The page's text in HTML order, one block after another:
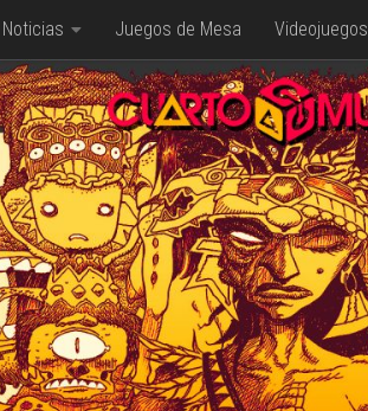
Noticias Juegos de Mesa Videojuegos